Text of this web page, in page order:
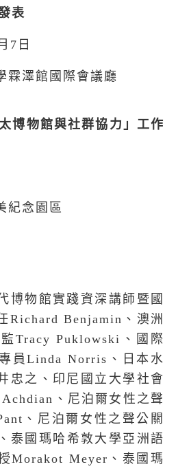
表
7 日
霖澤館國際會議廳
博物館與社群協力」工作
紀念園區
博物館實踐資深講師暨國
Richard Benjamin 、澳洲
Tracy Puklowski 、國際
員Linda Norris 、日本水
忠之、印尼國立大學社會
、尼泊爾女性之聲
、尼泊爾女性之聲公關
、泰國瑪哈希敦大學亞洲語
Morakot Meyer 、泰國瑪